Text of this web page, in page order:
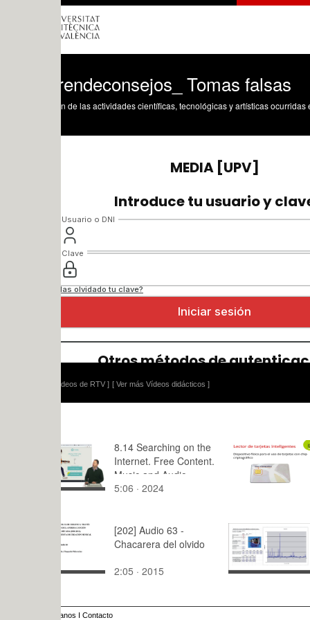
Tomas falsas
de las actividades científicas, tecnológicas y artísticas ocurridas en los tres
[ Ver más Vídeos didácticos ]
8.14 Searching on the
Internet. Free Content.
Music and Audio
Effects
5:06 · 2024
¿Qué es
tarjetas
2:06 · 2015
[202] Audio 63 -
Chacarera del olvido
2:05 · 2015
máquina
mediante
vibraciones
10:44 ·